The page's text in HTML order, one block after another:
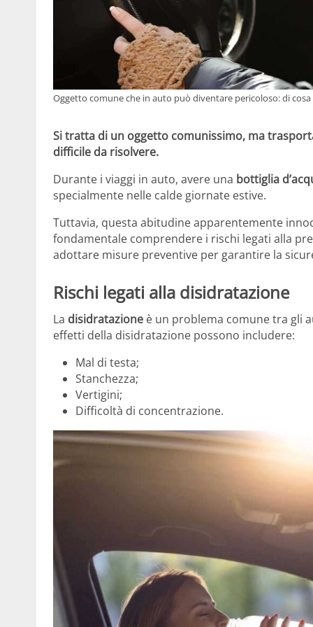
Oggetto comune che in auto può diventare pericoloso: di
Si tratta di un oggetto comunissimo, ma
difficile da risolvere.
Durante i viaggi in auto, avere una bottiglia
specialmente nelle calde giornate estive.
Tuttavia, questa abitudine apparentemente
fondamentale comprendere i rischi legati alla
adottare misure preventive per garantire la
Rischi legati alla disidratazione
La disidratazione è un problema comune tra gli
effetti della disidratazione possono includere:
Mal di testa;
Stanchezza;
Vertigini;
Difficoltà di concentrazione.